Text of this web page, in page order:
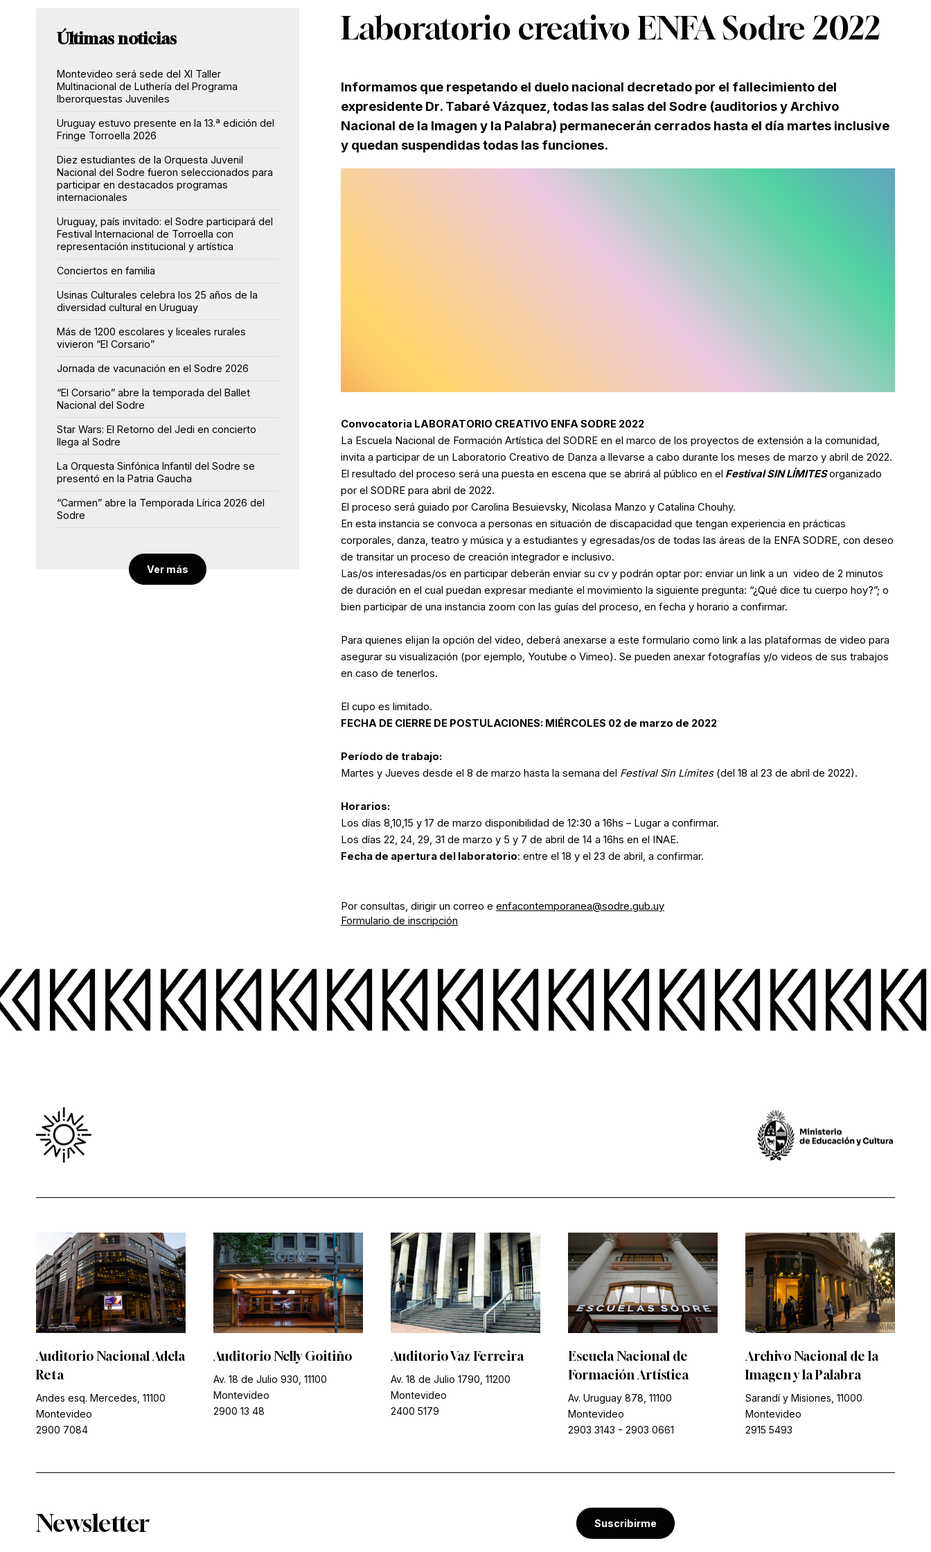
Laboratorio creativo ENFA Sodre 2022
Informamos que respetando el duelo nacional decretado por el fallecimiento del
expresidente Dr. Tabaré Vázquez, todas las salas del Sodre (auditorios y Archivo
Nacional de la Imagen y la Palabra) permanecerán cerrados hasta el día martes inclusive
y quedan suspendidas todas las funciones.
Convocatoria LABORATORIO CREATIVO ENFA SODRE 2022
La Escuela Nacional de Formación Artística del SODRE en el marco de los proyectos de extensión a la comunidad,
invita a participar de un Laboratorio Creativo de Danza a llevarse a cabo durante los meses de marzo y abril de 2022.
El resultado del proceso será una puesta en escena que se abrirá al público en el Festival SIN LÍMITESorganizado
por el SODRE para abril de 2022.
El proceso será guiado por Carolina Besuievsky, Nicolasa Manzo y Catalina Chouhy.
En esta instancia se convoca a personas en situación de discapacidad que tengan experiencia en prácticas
corporales, danza, teatro y música y a estudiantes y egresadas/os de todas las áreas de la ENFA SODRE, con deseo
de transitar un proceso de creación integrador e inclusivo.
Las/os interesadas/os en participar deberán enviar su cv y podrán optar por: enviar un link a un video de 2 minutos
de duración en el cual puedan expresar mediante el movimiento la siguiente pregunta: “¿Qué dice tu cuerpo hoy?”; o
bien participar de una instancia zoom con las guías del proceso, en fecha y horario a confirmar.
Para quienes elijan la opción del video, deberá anexarse a este formulario como link a las plataformas de video para
asegurar su visualización (por ejemplo, Youtube o Vimeo). Se pueden anexar fotografías y/o videos de sus trabajos
en caso de tenerlos.
El cupo es limitado.
FECHA DE CIERRE DE POSTULACIONES: MIÉRCOLES 02 de marzo de 2022
Período de trabajo:
Martes y Jueves desde el 8 de marzo hasta la semana del Festival Sin Límites(del 18 al 23 de abril de 2022).
Horarios:
Los días 8,10,15 y 17 de marzo disponibilidad de 12:30 a 16hs – Lugar a confirmar.
Los días 22, 24, 29, 31 de marzo y 5 y 7 de abril de 14 a 16hs en el INAE.
Fecha de apertura del laboratorio: entre el 18 y el 23 de abril, a confirmar.
Por consultas, dirigir un correo e enfacontemporanea@sodre.gub.uy
Formulario de inscripción
Últimas noticias
Montevideo será sede del XI Taller
Multinacional de Luthería del Programa
Iberorquestas Juveniles
Uruguay estuvo presente en la 13.ª edición del
Fringe Torroella 2026
Diez estudiantes de la Orquesta Juvenil
Nacional del Sodre fueron seleccionados para
participar en destacados programas
internacionales
Uruguay, país invitado: el Sodre participará del
Festival Internacional de Torroella con
representación institucional y artística
Conciertos en familia
Usinas Culturales celebra los 25 años de la
diversidad cultural en Uruguay
Más de 1200 escolares y liceales rurales
vivieron “El Corsario”
Jornada de vacunación en el Sodre 2026
“El Corsario” abre la temporada del Ballet
Nacional del Sodre
Star Wars: El Retorno del Jedi en concierto
llega al Sodre
La Orquesta Sinfónica Infantil del Sodre se
presentó en la Patria Gaucha
“Carmen” abre la Temporada Lírica 2026 del
Sodre
Ver más
Auditorio Nacional Adela
Reta
Andes esq. Mercedes, 11100
Montevideo
2900 7084
Auditorio Nelly Goitiño
Av. 18 de Julio 930, 11100
Montevideo
2900 13 48
Auditorio Vaz Ferreira
Av. 18 de Julio 1790, 11200
Montevideo
2400 5179
Escuela Nacional de
Formación Artística
Av. Uruguay 878, 11100
Montevideo
2903 3143 - 2903 0661
Archivo Nacional de la
Imagen y la Palabra
Sarandí y Misiones, 11000
Montevideo
2915 5493
Newsletter Suscribirme